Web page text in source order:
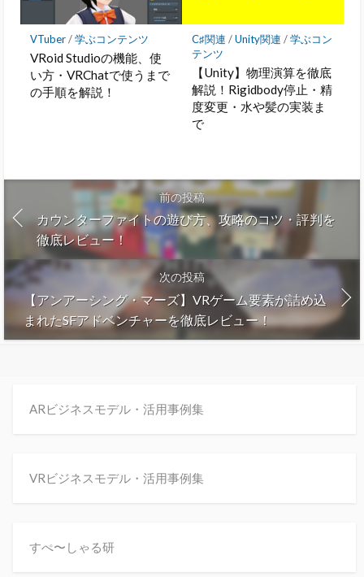
VTuber/学ぶコンテンツ
VRoid Studioの機能、使
い方・VRChatで使うまで
の手順を解説！
C♯関連 /Unity関連 /学ぶコン
テンツ
【Unity】物理演算を徹底
解説！Rigidbody停止・精
度変更・水や髪の実装ま
で
前の投稿
カウンターファイトの遊び方、攻略のコツ・評判を
徹底レビュー！
次の投稿
【アンアーシング・マーズ】VRゲーム要素が詰め込
まれたSFアドベンチャーを徹底レビュー！
ARビジネスモデル・活用事例集
VRビジネスモデル・活用事例集
すぺ〜しゃる研